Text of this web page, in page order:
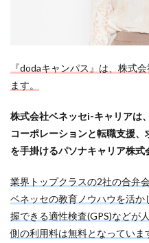
『dodaキャンパス』は、株式
ます。
株式会社ベネッセi-キャリアは
コーポレーションと転職支援
を手掛けるパソナキャリア株式
業界トップクラスの2社の合弁
ベネッセの教育ノウハウを活
握できる適性検査(GPS)などが
側の利用料は無料となっていま